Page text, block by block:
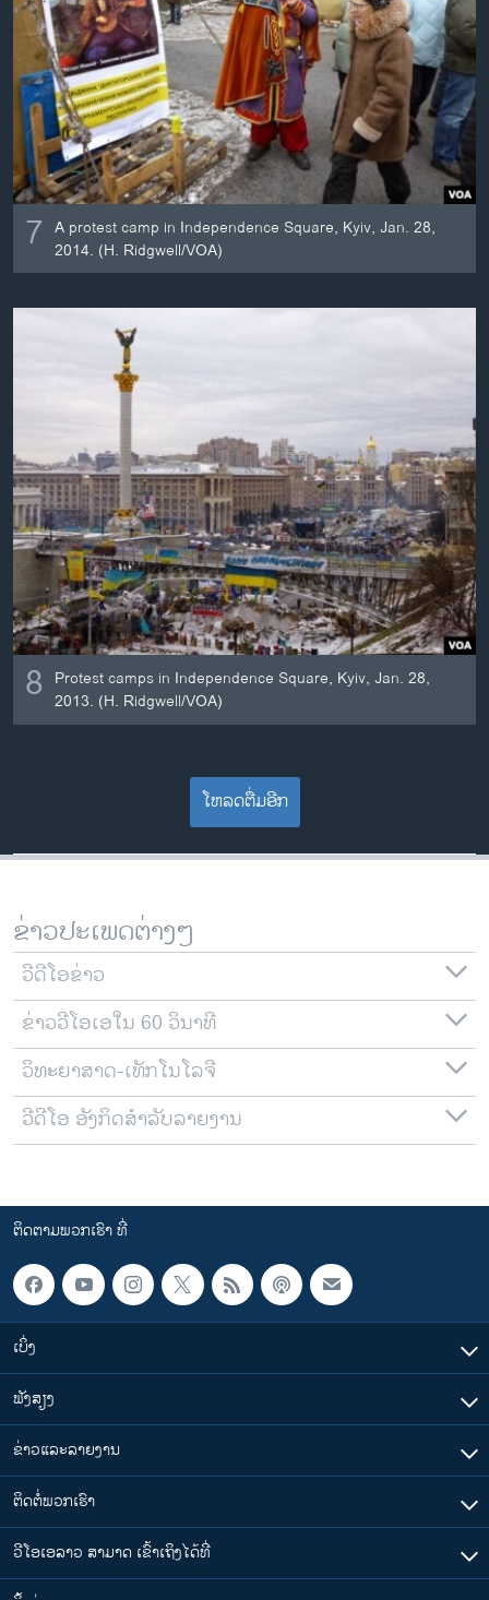
7 A protest camp in Independence Square, Kyiv, Jan. 28,
2014. (H. Ridgwell/VOA)
8 Protest camps in Independence Square, Kyiv, Jan. 28,
2013. (H. Ridgwell/VOA)
ໂຫລດຕື່ມອີກ
ຂ່າວປະເພດຕ່າງໆ
ວີດີໂອຂ່າວ
ຂ່າວວີໂອເອໃນ 60 ວິນາທີ
ວິທະຍາສາດ-ເທັກໂນໂລຈີ
ວີດີໂອ ອັງກິດສຳລັບລາຍງານ
ຕິດຕາມພວກເຮົາ ທີ່
ເບິ່ງ
ຟັງສຽງ
ຂ່າວແລະລາຍງານ
ຕິດຕໍ່ພວກເຮົາ
ວີໂອເອລາວ ສາມາດ ເຂົ້າເຖິງໄດ້ທີ່